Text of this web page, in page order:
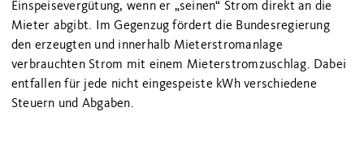
Einspeisevergütung, wenn er „seinen“ Strom direkt an die
Mieter abgibt. Im Gegenzug fördert die Bundesregierung
den erzeugten und innerhalb Mieterstromanlage
verbrauchten Strom mit einem Mieterstromzuschlag. Dabei
entfallen für jede nicht eingespeiste kWh verschiedene
Steuern und Abgaben.